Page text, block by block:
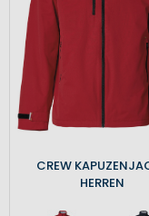
CREW
HERREN